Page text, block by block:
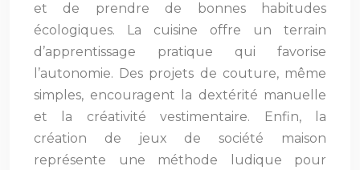
et de prendre de bonnes habitudes
écologiques. La cuisine offre un terrain
d’apprentissage pratique qui favorise
l’autonomie. Des projets de couture, même
simples, encouragent la dextérité manuelle
et la créativité vestimentaire. Enfin, la
création de jeux de société maison
représente une méthode ludique pour